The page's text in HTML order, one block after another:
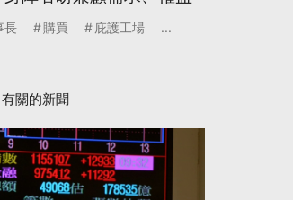
長 購買 庇護工場 ...
有關的新聞